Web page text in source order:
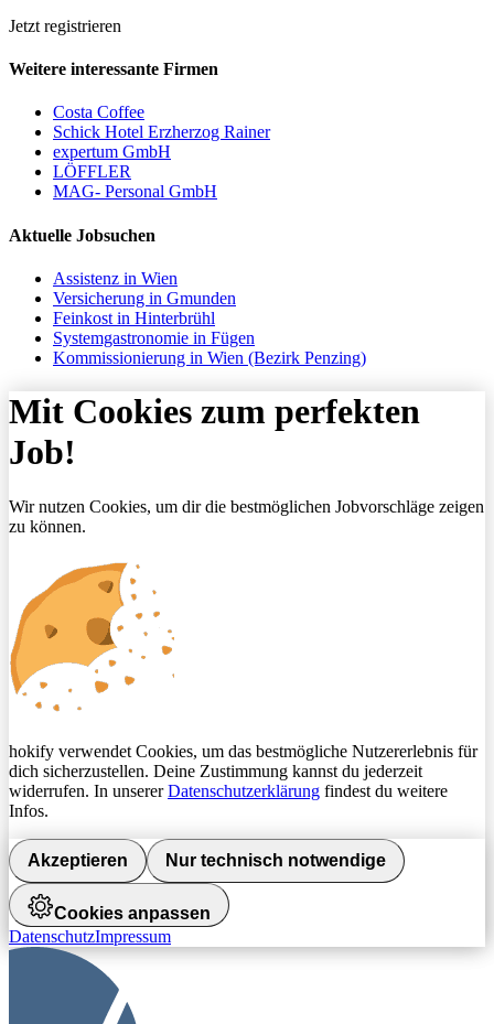
Jetzt registrieren
Weitere interessante Firmen
Costa Coffee
Schick Hotel Erzherzog Rainer
expertum GmbH
LÖFFLER
MAG- Personal GmbH
Aktuelle Jobsuchen
Assistenz in Wien
Versicherung in Gmunden
Feinkost in Hinterbrühl
Systemgastronomie in Fügen
Kommissionierung in Wien (Bezirk Penzing)
Mit Cookies zum perfekten
Job!
Wir nutzen Cookies, um dir die bestmöglichen Jobvorschläge zeigen
zu können.
hokify verwendet Cookies, um das bestmögliche Nutzererlebnis für
dich sicherzustellen. Deine Zustimmung kannst du jederzeit
widerrufen. In unsererDatenschutzerklärung findest du weitere
Infos.
Akzeptieren Nur technisch notwendige
Cookies anpassen
DatenschutzImpressum